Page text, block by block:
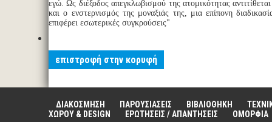
εγώ. Ως διέξοδος απεγκλωβισμού της ατομικότητας
και ο ενστερνισμός της μοναξιάς της, μια επίπονη
επιφέρει εσωτερικές συγκρούσεις"
επιστροφή στην κορυφή
ΔΙΑΚΟΣΜΗΣΗ ΠΑΡΟΥΣΙΑΣΕΙΣ ΒΙΒΛΙΟΘΗΚΗ
ΧΩΡΟΥ & DESIGN
ΕΡΩΤΗΣΕΙΣ / ΑΠΑΝΤΗΣΕΙΣ ΟΜΟΡΦΙΑ